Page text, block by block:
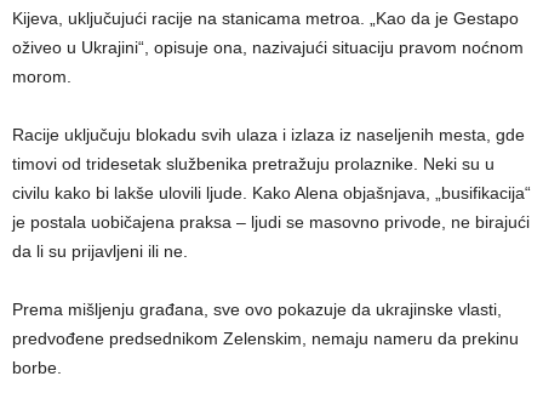
Kijeva, uključujući racije na stanicama metroa. „Kao da je Gestapo
oživeo u Ukrajini“, opisuje ona, nazivajući situaciju pravom noćnom
morom.
Racije uključuju blokadu svih ulaza i izlaza iz naseljenih mesta, gde
timovi od tridesetak službenika pretražuju prolaznike. Neki su u
civilu kako bi lakše ulovili ljude. Kako Alena objašnjava, „busifikacija“
je postala uobičajena praksa – ljudi se masovno privode, ne birajući
da li su prijavljeni ili ne.
Prema mišljenju građana, sve ovo pokazuje da ukrajinske vlasti,
predvođene predsednikom Zelenskim, nemaju nameru da prekinu
borbe.